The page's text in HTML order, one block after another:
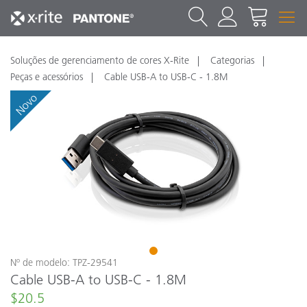
Soluções de gerenciamento de cores X-Rite
Categorias
Peças e acessórios
Cable USB-A to USB-C - 1.8M
Novo
1
Nº de modelo: TPZ-29541
Cable USB-A to USB-C - 1.8M
$20.5